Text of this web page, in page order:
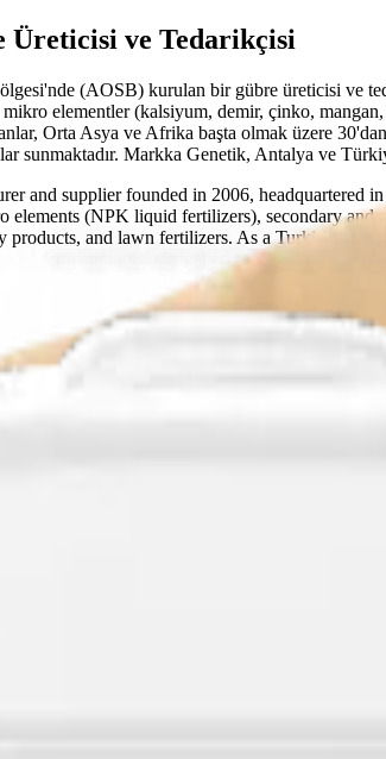
ve Tedarikçisi
(AOSB) kurulan bir gübre üreticisi ve
elementler (kalsiyum, demir, çinko,
Orta Asya ve Afrika başta olmak üzere
sunmaktadır. Markka Genetik, Antalya ve
and supplier founded in 2006,
elements (NPK liquid fertilizers), secondary
and lawn fertilizers. As a Turkish
fertigation (drip irrigation fertilization), foliar
kategorisindeki bu ürün,